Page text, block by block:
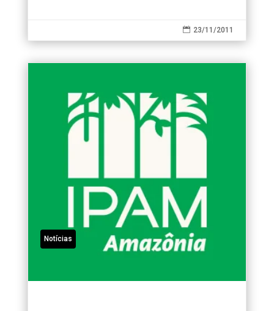
 23/11/2011
Notícias